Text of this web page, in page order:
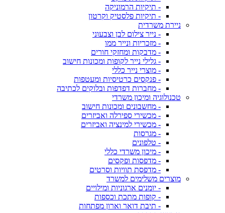
- תיקיות הרמוניקה
- תיקיות פלסטיק וקרטון
ניירת משרדית
- נייר צילום לבן וצבעוני
- מזכריות ונייר ממו
- מדבקות ומחזקי חורים
- גלילי נייר לקופות ומכונות חישוב
- מוצרי נייר כללי
- פנקסים כרטיסיות ומעטפות
- מחברות דפדפות ובלוקים לכתיבה
טכנולוגיה ומיכון משרדי
- מחשבונים ומכונות חישוב
- מכשירי ספירלה ואביזרים
- מכשירי למינציה ואביזרים
- מגרסות
- טלפונים
- מיכון משרדי כללי
- מדפסות ופקסים
- מדפסת תוויות וסרטים
מוצרים משלימים למשרד
- יומנים ארגוניות ומילויים
- קופות מתכת וכספות
- תיבת דואר וארון מפתחות